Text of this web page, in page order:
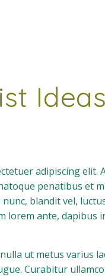
adipiscing elit.
penatibus et
blandit vel,
lorem ante, dapibus
ut metus varius
Curabitur